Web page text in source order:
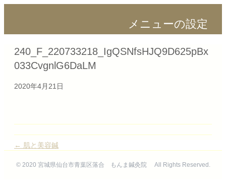
メニューの設定
240_F_220733218_IgQSNfsHJQ9D625pBx
033CvgnlG6DaLM
2020年4月21日
← 肌と美容鍼
© 2020 宮城県仙台市青葉区落合 もんま鍼灸院 All Rights Reserved.